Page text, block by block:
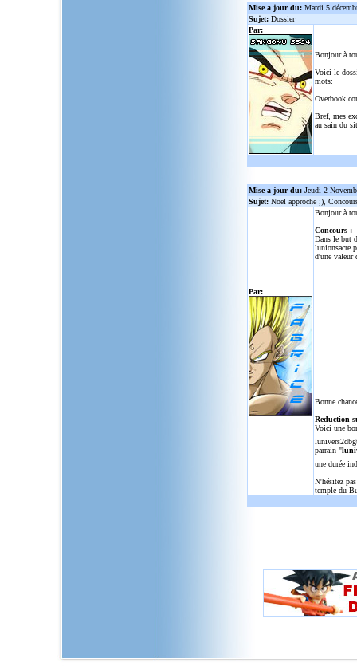
Mise a jour du: Mardi 5
Sujet: Dossier
Par:
Bonjour à
Voici le
mots:
Overbook
Bref, mes
au sain du
Mise a jour du: Jeudi 2
Sujet: Noël approche ;),
Par:
Bonjour à
Concours :
Dans le but
lunionsacre
d'une valeur
Bonne
Reduction
Voici une
parrain "
une durée
N'hésitez
temple du